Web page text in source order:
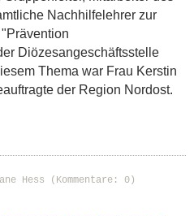
Nachhilfelehrer zur
Diözesangeschäftsstelle
Thema war Frau Kerstin
der Region Nordost.
Hess (Kommentare: 0)